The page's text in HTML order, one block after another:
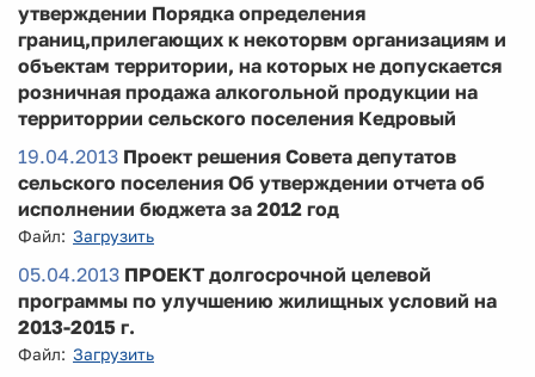
утверждении Порядка определения
границ,прилегающих к некоторвм организациям и
объектам территории, на которых не допускается
розничная продажа алкогольной продукции на
территоррии сельского поселения Кедровый
19.04.2013 Проект решения Совета депутатов
сельского поселения Об утверждении отчета об
исполнении бюджета за 2012 год
Файл: Загрузить
05.04.2013 ПРОЕКТ долгосрочной целевой
программы по улучшению жилищных условий на
2013-2015 г.
Файл: Загрузить